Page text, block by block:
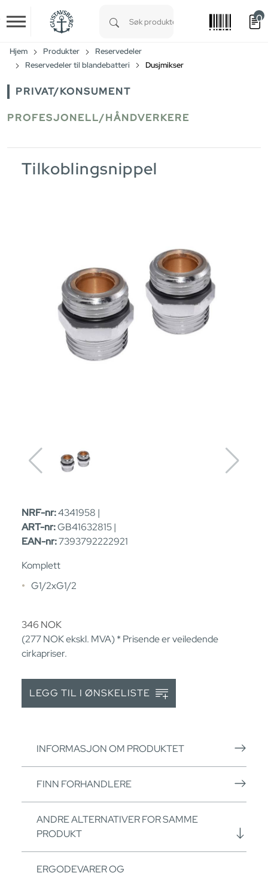
Skip to main content
0
Hjem Produkter
Reservedeler
Reservedeler til blandebatteri
Dusjmikser
PRIVAT/KONSUMENT
PROFESJONELL/HÅNDVERKERE
Tilkoblingsnippel
NRF-nr:4341958 |
ART-nr:GB41632815 |
EAN-nr:7393792222921
Komplett
G1/2xG1/2
346 NOK
(277NOKekskl. MVA) * Prisende er veiledende
cirkapriser.
LEGG TIL I ØNSKELISTE
INFORMASJON OM PRODUKTET
FINN FORHANDLERE
ANDRE ALTERNATIVER FOR SAMME
PRODUKT
ERGODEVARER OG